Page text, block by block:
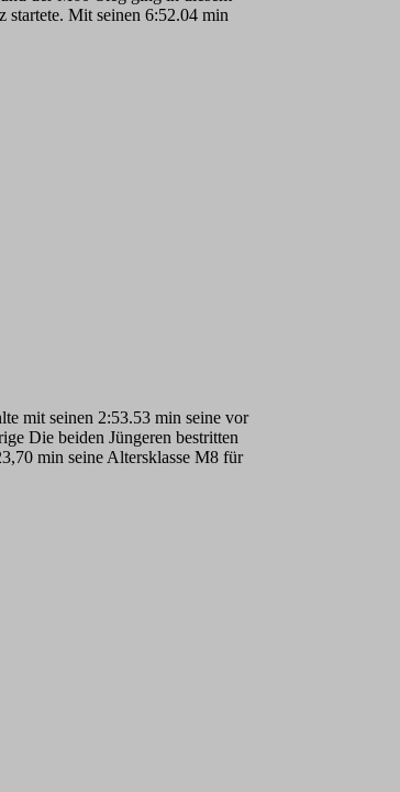
startete. Mit seinen 6:52.04 min
mit seinen 2:53.53 min seine vor
Die beiden Jüngeren bestritten
min seine Altersklasse M8 für